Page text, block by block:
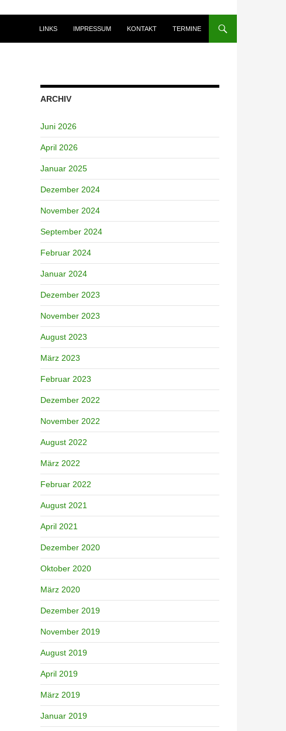
LINKS IMPRESSUM KONTAKT TERMINE
ARCHIV
Juni 2026
April 2026
Januar 2025
Dezember 2024
November 2024
September 2024
Februar 2024
Januar 2024
Dezember 2023
November 2023
August 2023
März 2023
Februar 2023
Dezember 2022
November 2022
August 2022
März 2022
Februar 2022
August 2021
April 2021
Dezember 2020
Oktober 2020
März 2020
Dezember 2019
November 2019
August 2019
April 2019
März 2019
Januar 2019